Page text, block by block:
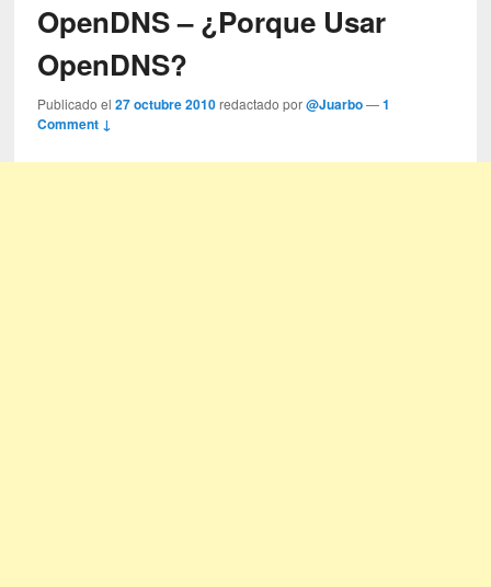
OpenDNS – ¿Porque Usar
OpenDNS?
Publicado el27 octubre 2010 redactado por@Juarbo —1
Comment ↓